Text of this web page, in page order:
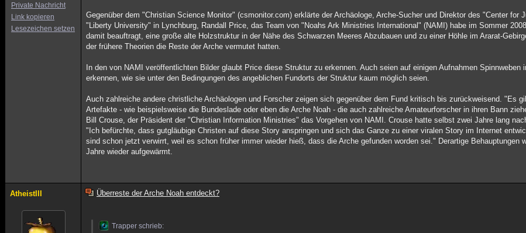
Private Nachricht
Link kopieren
Lesezeichen setzen
Gegenüber dem "Christian Science Monitor" (csmonitor.com) erklärte der Archäologe, Arche-Sucher und Direktor des "Center for
"Liberty University" in Lynchburg, Randall Price, das Team von "Noahs Ark Ministries International" (NAMI) habe im Sommer
damit beauftragt, eine große alte Holzstruktur in der Nähe des Schwarzen Meeres Abzubauen und zu einer Höhle im Ararat-
der frühere Theorien die Reste der Arche vermutet hatten.
In den von NAMI veröffentlichten Bilder glaubt Price diese Struktur zu erkennen. Auch seien auf einigen Aufnahmen Spinnweben
erkennen, wie sie unter den Bedingungen des angeblichen Fundorts der Struktur kaum möglich seien.
Auch zahlreiche andere christliche Archäologen und Forscher zeigen sich gegenüber dem Fund kritisch bis zurückweisend. "Es
Artefakte - wie beispielsweise die Bundeslade oder eben die Arche Noah - die auch zahlreiche Amateurforscher in ihren Bann
Bill Crouse, der Präsident der "Christian Information Ministries" das Vorgehen von NAMI. Crouse hatte selbst zwei Jahre lang
"Ich befürchte, dass gutgläubige Christen auf diese Story anspringen und sich das Ganze zu einer viralen Story im Internet
sind schon jetzt verwirrt, weil es schon früher immer wieder hieß, dass die Arche gefunden worden sei." Derartige Behauptungen
Jahre wieder aufgewärmt.
AtheistIII Überreste der Arche Noah entdeckt?
Trapper schrieb: